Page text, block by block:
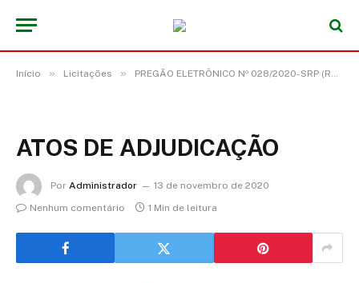
Início » Licitações » PREGÃO ELETRÔNICO Nº 028/2020-SRP (REGISTRO DE PREÇO PARA EVENTUAL AQUISIÇÃO DE GÊNEROS ALIMENTÍCIOS)
ATOS DE ADJUDICAÇÃO
Por Administrador
13 de novembro de 2020
Nenhum comentário
1 Min de leitura